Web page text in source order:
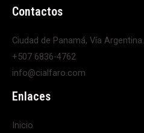
Contactos
Ciudad de Panamá, Vía Argentina.
+507 6836-4762
info@cialfaro.com
Enlaces
Inicio